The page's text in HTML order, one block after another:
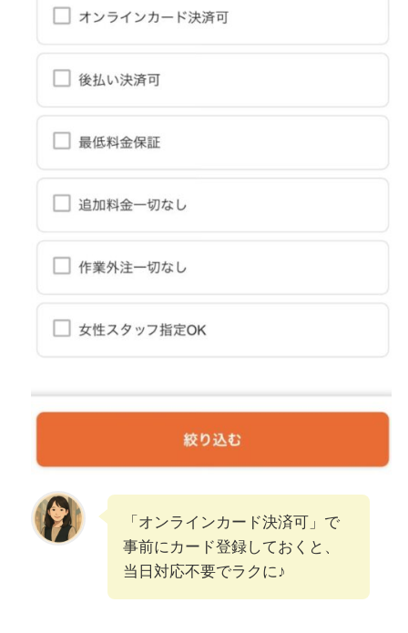
「オンラインカード決済可」で
事前にカード登録しておくと、
当日対応不要でラクに♪